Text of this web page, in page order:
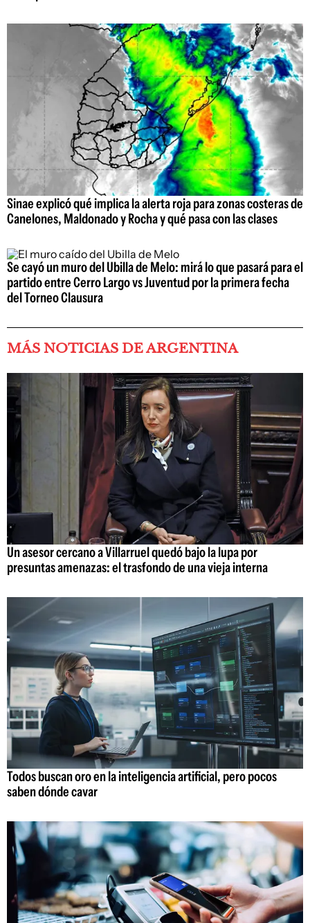
Sinae explicó qué implica la alerta roja para zonas costeras de
Canelones, Maldonado y Rocha y qué pasa con las clases
Se cayó un muro del Ubilla de Melo: mirá lo que pasará para el
partido entre Cerro Largo vs Juventud por la primera fecha
del Torneo Clausura
MÁS NOTICIAS DE ARGENTINA
Un asesor cercano a Villarruel quedó bajo la lupa por
presuntas amenazas: el trasfondo de una vieja interna
Todos buscan oro en la inteligencia artificial, pero pocos
saben dónde cavar